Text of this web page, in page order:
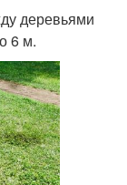
деревьями
6 м.